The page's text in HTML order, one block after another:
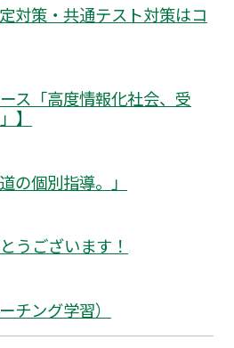
対策・共通テスト対策はコ
ス「高度情報化社会、受
】
の個別指導。」
うございます！
チング学習）